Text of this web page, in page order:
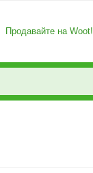
Продавайте на Woot!